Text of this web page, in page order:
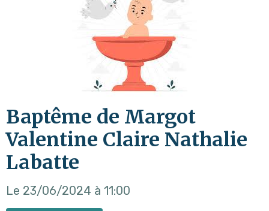
Baptême de Margot
Valentine Claire Nathalie
Labatte
Le 23/06/2024 à 11:00